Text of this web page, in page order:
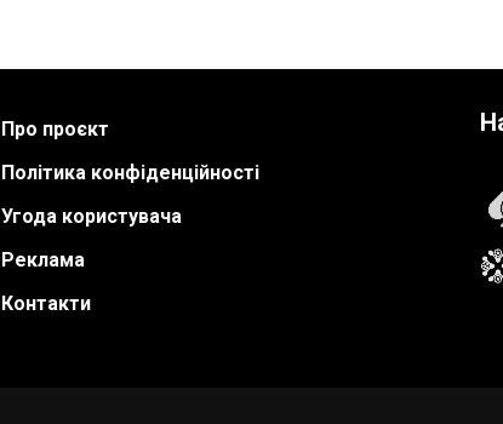
Про проєкт
Політика конфіденційності
Угода користувача
Реклама
Контакти